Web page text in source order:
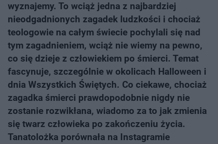
wyznajemy. To wciąż jedna z najbardziej
nieodgadnionych zagadek ludzkości i chociaż
teologowie na całym świecie pochylali się nad
tym zagadnieniem, wciąż nie wiemy na pewno,
co się dzieje z człowiekiem po śmierci. Temat
fascynuje, szczególnie w okolicach Halloween i
dnia Wszystkich Świętych. Co ciekawe, chociaż
zagadka śmierci prawdopodobnie nigdy nie
zostanie rozwikłana, wiadomo za to jak zmienia
się twarz człowieka po zakończeniu życia.
Tanatolożka porównała na Instagramie